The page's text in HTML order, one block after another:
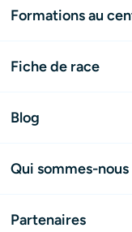
Formations au
Fiche de race
Blog
Qui sommes-nous
Partenaires